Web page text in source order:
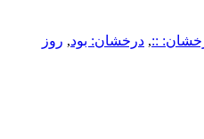
::
, درخشان: بود, روز